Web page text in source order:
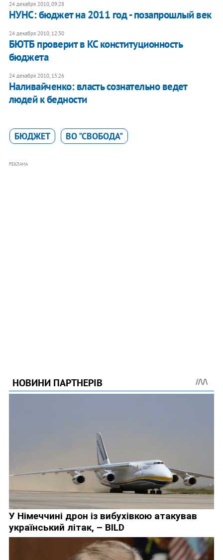
24 декабря 2010, 09:28
НУНС: бюджет на 2011 год - позапрошлый век
24 декабря 2010, 12:30
БЮТБ проверит в КС конституционность
бюджета
24 декабря 2010, 15:26
Наливайченко: власть сознательно ведет
людей к бедности
БЮДЖЕТ ВО "СВОБОДА"
РЕКЛАМА